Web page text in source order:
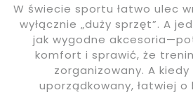
W świecie sportu łatwo ulec
wyłącznie „duży sprzęt”. A
jak wygodne
komfort i sprawić, że
zorganizowany. A
uporządkowany, łatwiej o